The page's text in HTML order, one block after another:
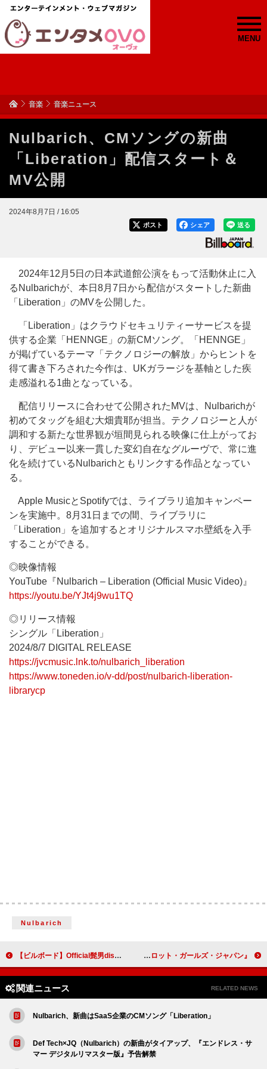
MENU
音楽 音楽ニュース
Nulbarich、CMソングの新曲
「Liberation」配信スタート＆
MV公開
2024年8月7日 / 16:05
送る
シェア
ポスト
2024年12月5日の日本武道館公演をもって活動休止に入
るNulbarichが、本日8月7日から配信がスタートした新曲
「Liberation」のMVを公開した。
「Liberation」はクラウドセキュリティーサービスを提
供する企業「HENNGE」の新CMソング。「HENNGE」
が掲げているテーマ「テクノロジーの解放」からヒントを
得て書き下ろされた今作は、UKガラージを基軸とした疾
走感溢れる1曲となっている。
配信リリースに合わせて公開されたMVは、Nulbarichが
初めてタッグを組む大畑貴耶が担当。テクノロジーと人が
調和する新たな世界観が垣間見られる映像に仕上がってお
り、デビュー以来一貫した変幻自在なグルーヴで、常に進
化を続けているNulbarichともリンクする作品となってい
る。
Apple MusicとSpotifyでは、ライブラリ追加キャンペー
ンを実施中。8月31日までの間、ライブラリに
「Liberation」を追加するとオリジナルスマホ壁紙を入手
することができる。
◎映像情報
YouTube『Nulbarich – Liberation (Official Music Video)』
https://youtu.be/YJt4j9wu1TQ
◎リリース情報
シングル「Liberation」
2024/8/7 DIGITAL RELEASE
https://jvcmusic.lnk.to/nulbarich_liberation
https://www.toneden.io/v-dd/post/nulbarich-liberation-
librarycp
Nulbarich
【ビルボード】Official髭男dism『Rejoice』2週連続DLアルバム首位、ゆず／Adoが続く 『トロット・ガールズ・ジャパン』発の新グループsisが今秋デビュー、デビュー曲はヒャダインがプロデュース
関連ニュース RELATED NEWS
Nulbarich、新曲はSaaS企業のCMソング「Liberation」
Def Tech×JQ（Nulbarich）の新曲がタイアップ、『エンドレス・サ
マー デジタルリマスター版』予告解禁